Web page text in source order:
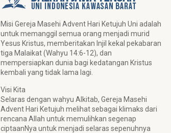
Misi Gereja Masehi Advent Hari Ketujuh Uni adalah
untuk memanggil semua orang menjadi murid
Yesus Kristus, memberitakan Injil kekal pekabaran
tiga Malaikat (Wahyu 14:6-12), dan
mempersiapkan dunia bagi kedatangan Kristus
kembali yang tidak lama lagi.
Visi Kita
Selaras dengan wahyu Alkitab, Gereja Masehi
Advent Hari Ketujuh melihat sebagai klimaks dari
rencana Allah untuk memulihkan segenap
ciptaanNya untuk menjadi selaras sepenuhnya